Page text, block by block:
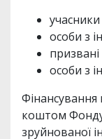
особи з
особи з
Фінансування
коштом
зруйнованої